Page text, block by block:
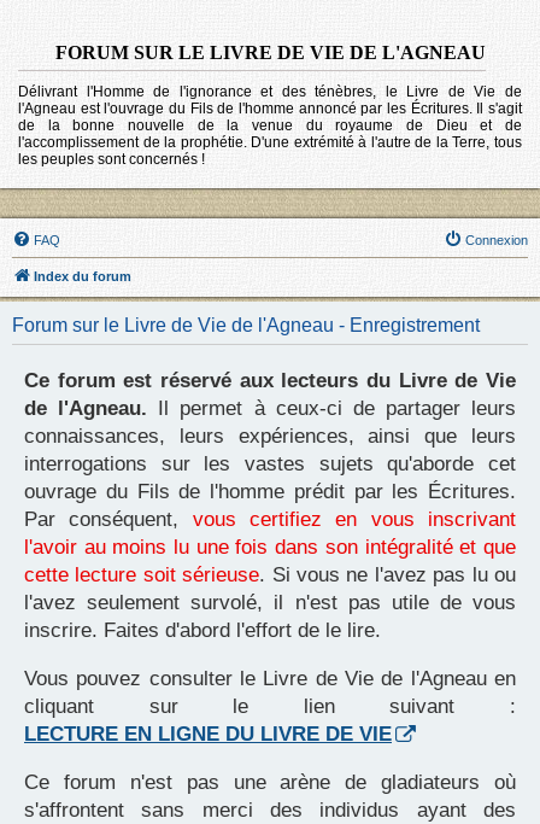
FORUM SUR LE LIVRE DE VIE DE L'AGNEAU
Délivrant l'Homme de l'ignorance et des ténèbres, le Livre de Vie de
l'Agneau est l'ouvrage du Fils de l'homme annoncé par les Écritures. Il s'agit
de la bonne nouvelle de la venue du royaume de Dieu et de
l'accomplissement de la prophétie. D'une extrémité à l'autre de la Terre, tous
les peuples sont concernés !
FAQ Connexion
Index du forum
Forum sur le Livre de Vie de l'Agneau - Enregistrement
Ce forum est réservé aux lecteurs du Livre de Vie
de l'Agneau. Il permet à ceux-ci de partager leurs
connaissances, leurs expériences, ainsi que leurs
interrogations sur les vastes sujets qu'aborde cet
ouvrage du Fils de l'homme prédit par les Écritures.
Par conséquent, vous certifiez en vous inscrivant
l'avoir au moins lu une fois dans son intégralité et que
cette lecture soit sérieuse. Si vous ne l'avez pas lu ou
l'avez seulement survolé, il n'est pas utile de vous
inscrire. Faites d'abord l'effort de le lire.
Vous pouvez consulter le Livre de Vie de l'Agneau en
cliquant sur le lien suivant :
LECTURE EN LIGNE DU LIVRE DE VIE
Ce forum n'est pas une arène de gladiateurs où
s'affrontent sans merci des individus ayant des